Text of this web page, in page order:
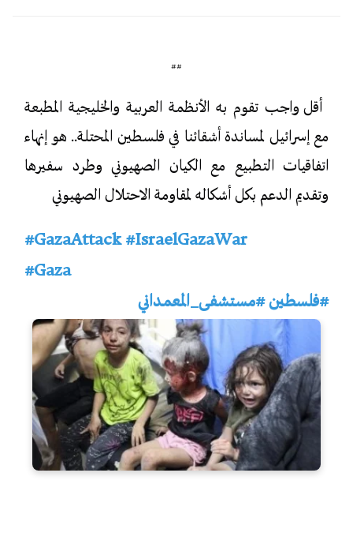
##
أقل واجب تقوم به الأنظمة العربية والخليجية المطبعة
مع إسرائيل لمساندة أشقائنا في فلسطين المحتلة.. هو إنهاء
اتفاقيات التطبيع مع الكيان الصهيوني وطرد سفيرها
وتقديم الدعم بكل أشكاله لمقاومة الاحتلال الصهيوني
#GazaAttack #IsraelGazaWar
#Gaza
#فلسطين #مستشفى_المعمداني